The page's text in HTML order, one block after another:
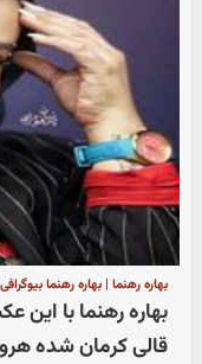
بهاره رهنما | بهاره رهنما
بهاره رهنما با
قالی کرمان شده